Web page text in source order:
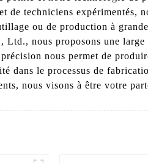
de techniciens
ou de production à
nous proposons une
nous permet de
dans le processus de
nous visons à être votre